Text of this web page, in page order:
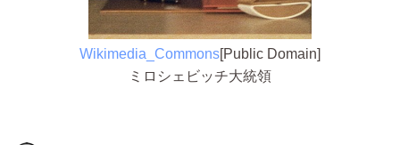
Wikimedia_Commons[Public Domain]
ミロシェビッチ大統領